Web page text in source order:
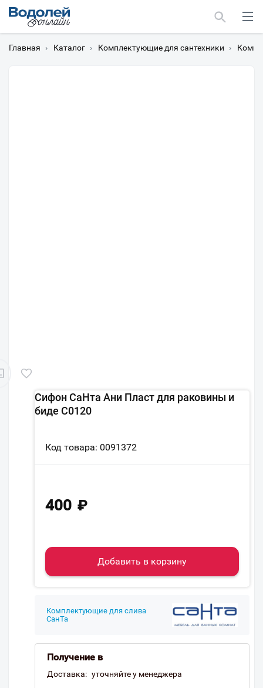
Главная › Каталог › Комплектующие для сантехники ›
Сифон СаНта Ани Пласт для раковины и
биде С0120
Код товара: 0091372
400 ₽
Добавить в корзину
Комплектующие для слива
СанТа
Получение в
Доставка: уточняйте у менеджера